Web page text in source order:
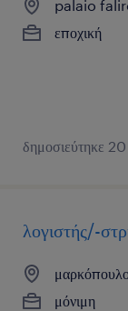
palaio
εποχική
δημοσιεύτηκε
λογιστής/-
μόνιμη